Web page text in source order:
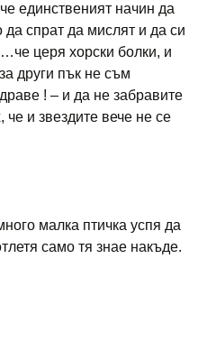
единственият начин да
да спрат да мислят и да си
церя хорски болки, и
други пък не съм
! – и да не забравите
че и звездите вече не се
малка птичка успя да
само тя знае накъде.